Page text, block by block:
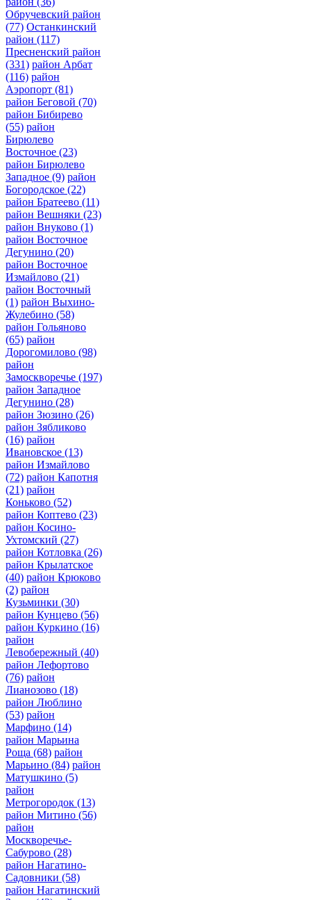
Обручевский район
(77) Останкинский
район (117)
Пресненский район
(331) район Арбат
(116) район
Аэропорт (81)
район Беговой (70)
район Бибирево
(55) район
Бирюлево
Восточное (23)
район Бирюлево
Западное (9) район
Богородское (22)
район Братеево (11)
район Вешняки (23)
район Внуково (1)
район Восточное
Дегунино (20)
район Восточное
Измайлово (21)
район Восточный
(1) район Выхино-
Жулебино (58)
район Гольяново
(65) район
Дорогомилово (98)
район
Замоскворечье (197)
район Западное
Дегунино (28)
район Зюзино (26)
район Зябликово
(16) район
Ивановское (13)
район Измайлово
(72) район Капотня
(21) район
Коньково (52)
район Коптево (23)
район Косино-
Ухтомский (27)
район Котловка (26)
район Крылатское
(40) район Крюково
(2) район
Кузьминки (30)
район Кунцево (56)
район Куркино (16)
район
Левобережный (40)
район Лефортово
(76) район
Лианозово (18)
район Люблино
(53) район
Марфино (14)
район Марьина
Роща (68) район
Марьино (84) район
Матушкино (5)
район
Метрогородок (13)
район Митино (56)
район
Москворечье-
Сабурово (28)
район Нагатино-
Садовники (58)
район Нагатинский